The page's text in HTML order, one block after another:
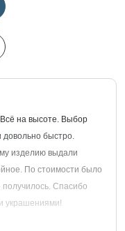
на высоте. Выбор
быстро.
изделию выдали
По стоимости было
получилось. Спасибо
украшениями!